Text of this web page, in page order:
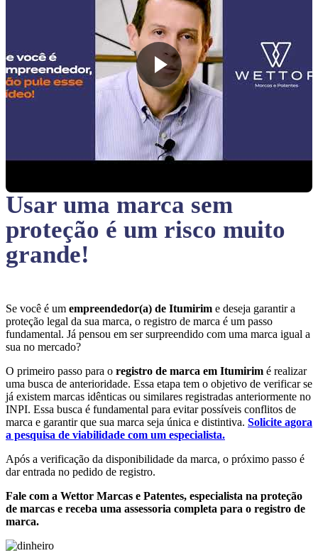
Usar uma marca sem
proteção é um risco muito
grande!
Se você é um empreendedor(a) de Itumirim e deseja garantir a
proteção legal da sua marca, o registro de marca é um passo
fundamental. Já pensou em ser surpreendido com uma marca igual a
sua no mercado?
O primeiro passo para o registro de marca em Itumirim é realizar
uma busca de anterioridade. Essa etapa tem o objetivo de verificar se
já existem marcas idênticas ou similares registradas anteriormente no
INPI. Essa busca é fundamental para evitar possíveis conflitos de
marca e garantir que sua marca seja única e distintiva. Solicite agora
a pesquisa de viabilidade com um especialista.
Após a verificação da disponibilidade da marca, o próximo passo é
dar entrada no pedido de registro.
Fale com a Wettor Marcas e Patentes, especialista na proteção
de marcas e receba uma assessoria completa para o registro de
marca.